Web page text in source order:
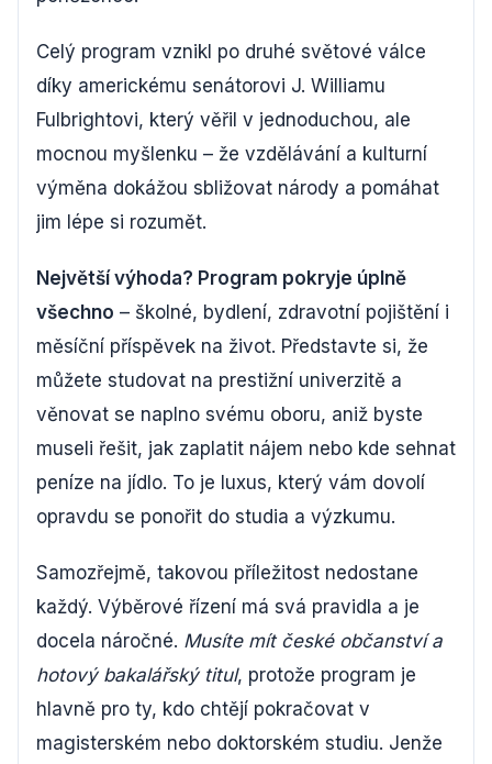
Celý program vznikl po druhé světové válce
díky americkému senátorovi J. Williamu
Fulbrightovi, který věřil v jednoduchou, ale
mocnou myšlenku – že vzdělávání a kulturní
výměna dokážou sbližovat národy a pomáhat
jim lépe si rozumět.
Největší výhoda? Program pokryje úplně
všechno – školné, bydlení, zdravotní pojištění i
měsíční příspěvek na život. Představte si, že
můžete studovat na prestižní univerzitě a
věnovat se naplno svému oboru, aniž byste
museli řešit, jak zaplatit nájem nebo kde sehnat
peníze na jídlo. To je luxus, který vám dovolí
opravdu se ponořit do studia a výzkumu.
Samozřejmě, takovou příležitost nedostane
každý. Výběrové řízení má svá pravidla a je
docela náročné. Musíte mít české občanství a
hotový bakalářský titul, protože program je
hlavně pro ty, kdo chtějí pokračovat v
magisterském nebo doktorském studiu. Jenže